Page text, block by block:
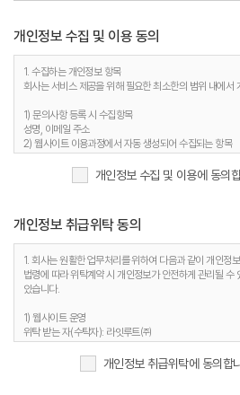
개인정보 수집 및 이용 동의
1. 수집하는 개인정보 항목
회사는 서비스 제공을 위해 필요한 최소한의 범위 내에서
1) 문의사항 등록 시 수집항목
성명, 이메일 주소
2) 웹사이트 이용과정에서 자동 생성되어 수집되는 항목
2. 개인정보 수집 목적
1) 문의사항 등록 시 수집항목
사용자 식별, 사용자 문의 대응, 제안·불만·AS처리 등의
2) 웹사이트 이용과정에서 자동 생성되어 수집되는 항목
접속빈도 파악 및 서비스 이용 통계 수집 등 사용자 서비스
및 품질 향상
3. 개인정보 보유기간
정보주체 개인정보는 원칙적으로 개인정보의 수집 및 이용
파기합니다. 단, 다음의 정보에 대해서는 아래의 이유로
1) 문의사항 등록 시 수집항목
개인정보 수집 및 이용에 동의
개인정보 취급위탁 동의
1. 회사는 원활한 업무처리를 위하여 다음과 같이 개인정
법령에 따라 위탁계약 시 개인정보가 안전하게 관리될 수
있습니다.
1) 웹사이트 운영
위탁 받는 자(수탁자): 라잇루트㈜
개인정보 보유 및 이용기간 : 명시된 보유기간 및 이유 종료
개인정보 취급위탁에 동의합